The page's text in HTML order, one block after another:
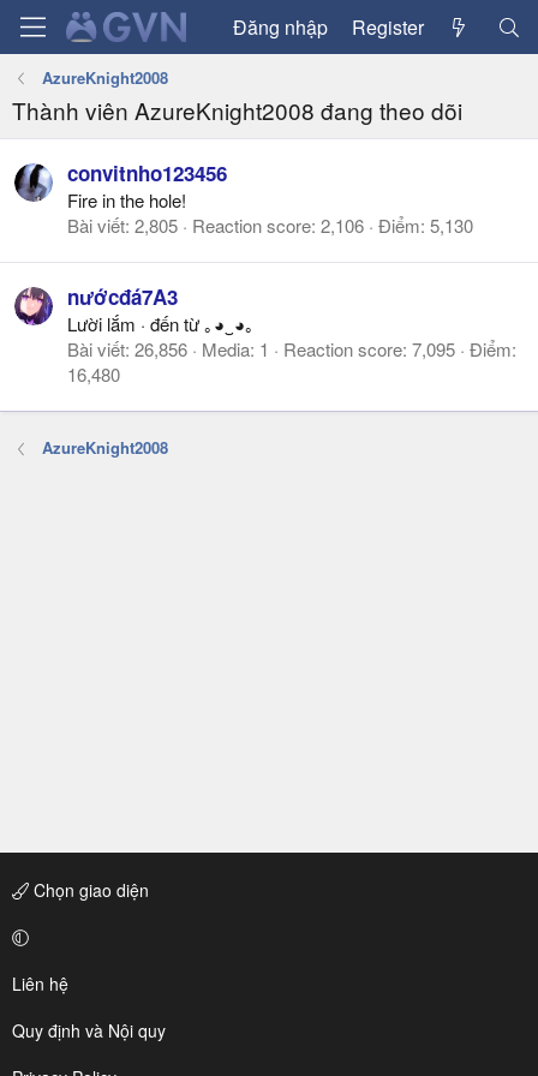
Đăng nhập Register
AzureKnight2008
Thành viên AzureKnight2008 đang theo dõi
convitnho123456
Fire in the hole!
Bài viết 2,805 Reaction score 2,106 Điểm 5,130
nướcđá7A3
Lười lắm · đến từ｡◕‿◕｡
Bài viết 26,856 Media 1 Reaction score 7,095 Điểm
16,480
AzureKnight2008
Chọn giao diện
Liên hệ
Quy định và Nội quy